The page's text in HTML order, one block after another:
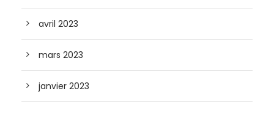
avril 2023
mars 2023
janvier 2023